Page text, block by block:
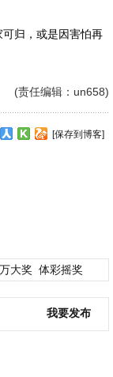
归，或是因害怕再
(责任编辑：un658)
[保存到博客]
大奖 体彩摇奖
我要发布